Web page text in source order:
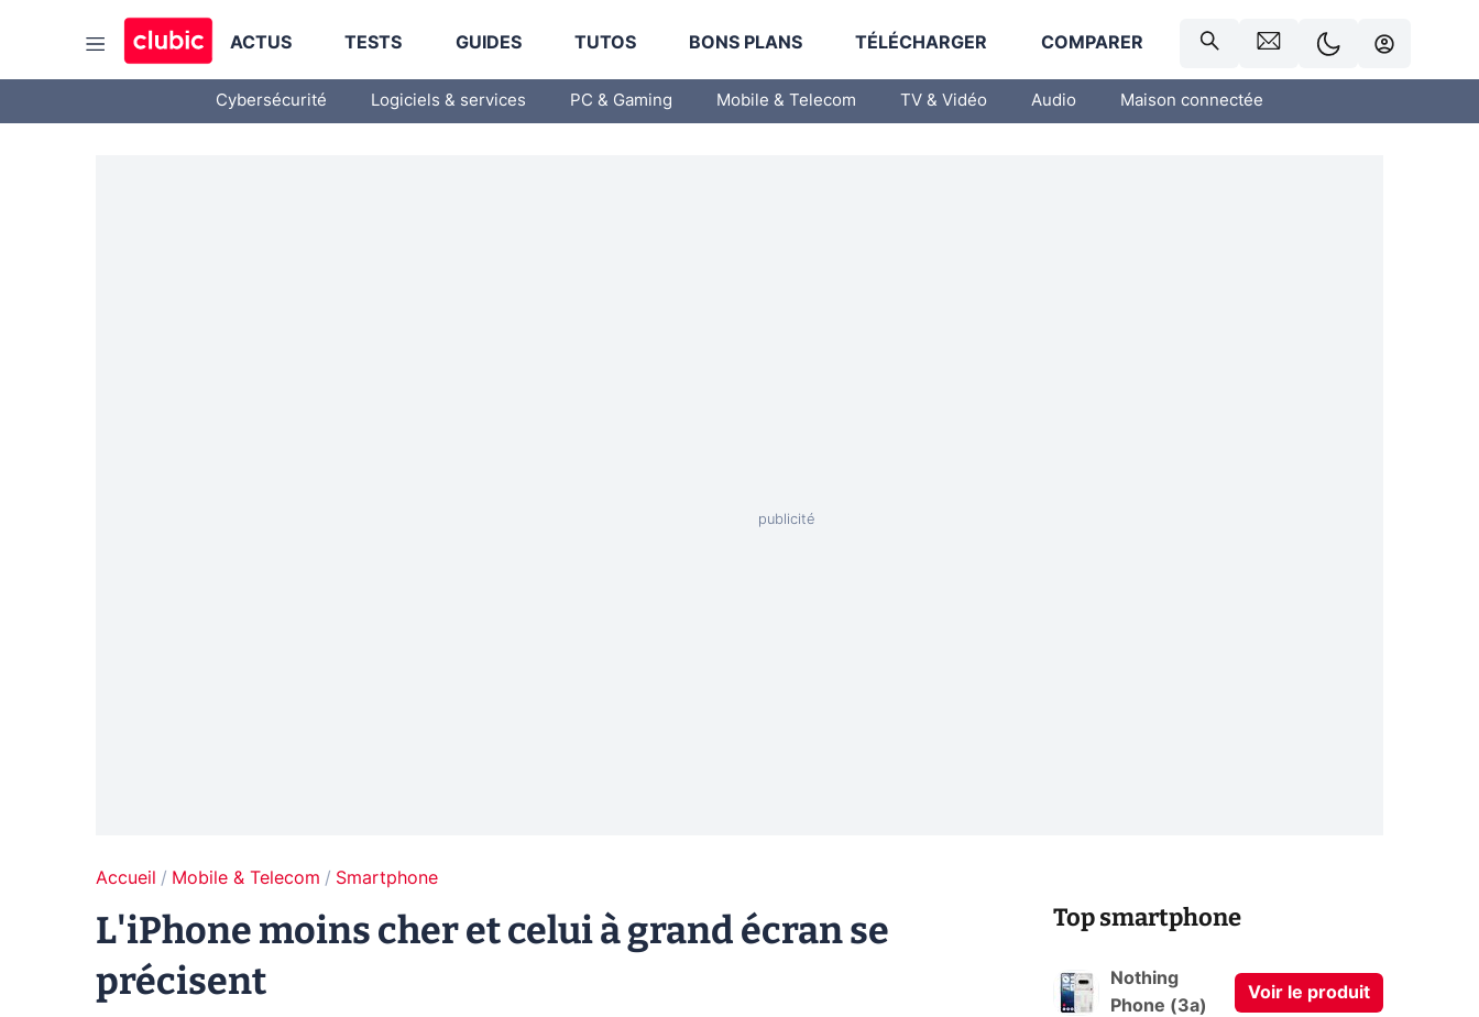
ACTUS TESTS GUIDES TUTOS BONS PLANS TÉLÉCHARGER COMPARER
Cybersécurité Logiciels & services PC & Gaming Mobile & Telecom TV & Vidéo Audio Maison connectée
Accueil Mobile & Telecom Smartphone
L'iPhone moins cher et celui à grand écran se
précisent
Top smartphone
Nothing
Phone (3a)
Voir le produit